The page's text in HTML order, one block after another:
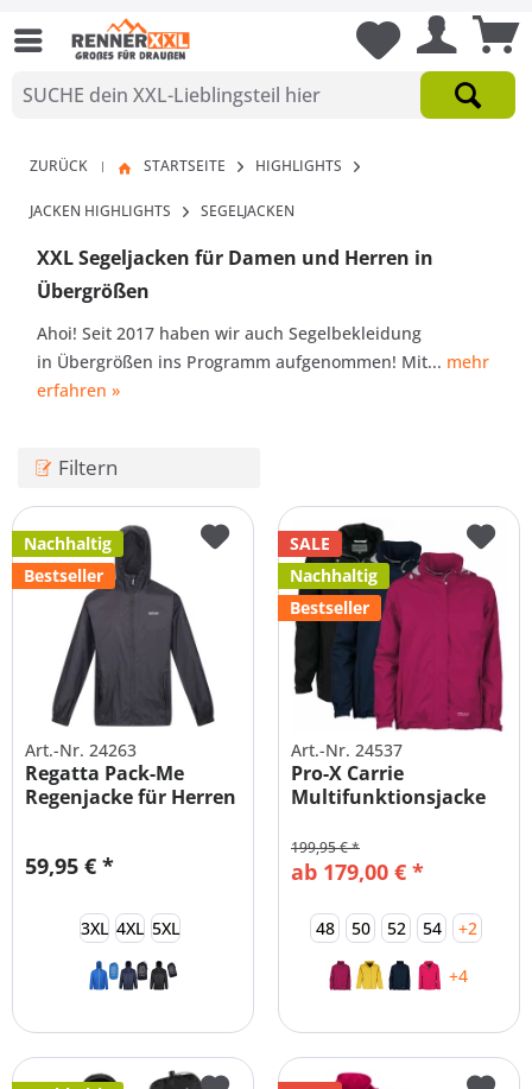
ZURÜCK | STARTSEITE HIGHLIGHTS
JACKEN HIGHLIGHTS SEGELJACKEN
XXL Segeljacken für Damen und Herren in
Übergrößen
Ahoi! Seit 2017 haben wir auch Segelbekleidung
in Übergrößen ins Programm aufgenommen! Mit... mehr
erfahren »
Filtern
Nachhaltig
Bestseller
Art.-Nr. 24263
Regatta Pack-Me
Regenjacke für Herren
59,95 € *
3XL 4XL 5XL
SALE
Nachhaltig
Bestseller
Art.-Nr. 24537
Pro-X Carrie
Multifunktionsjacke
ab 179,00 € *
199,95 € *
48 50 52 54 +2
+4